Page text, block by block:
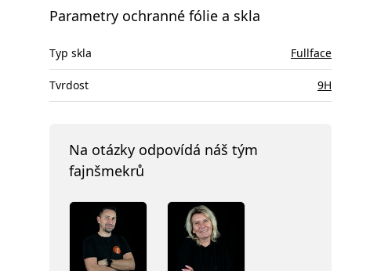
Parametry ochranné fólie a skla
Typ skla Fullface
Tvrdost 9H
Na otázky odpovídá náš tým
fajnšmekrů